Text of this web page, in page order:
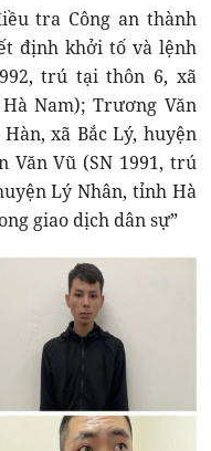
tra Công an thành
định khởi tố và lệnh
trú tại thôn 6, xã
Nam); Trương Văn
xã Bắc Lý, huyện
Văn Vũ (SN 1991, trú
Lý Nhân, tỉnh Hà
giao dịch dân sự”